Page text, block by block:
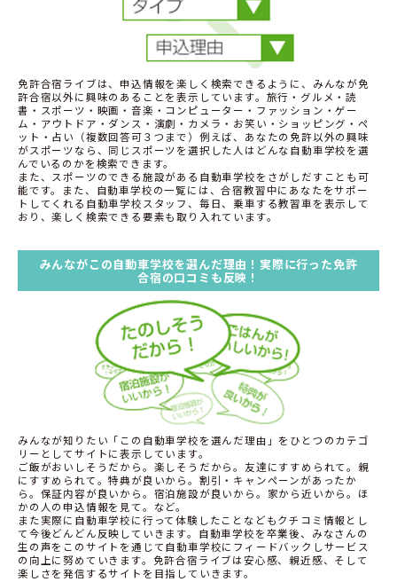
免許合宿ライブは、申込情報を楽しく検索できるように、みんなが免
許合宿以外に興味のあることを表示しています。旅行・グルメ・読
書・スポーツ・映画・音楽・コンピューター・ファッション・ゲー
ム・アウトドア・ダンス・演劇・カメラ・お笑い・ショッピング・ペ
ット・占い（複数回答可３つまで）例えば、あなたの免許以外の興味
がスポーツなら、同じスポーツを選択した人はどんな自動車学校を選
んでいるのかを検索できます。
また、スポーツのできる施設がある自動車学校をさがしだすことも可
能です。また、自動車学校の一覧には、合宿教習中にあなたをサポー
トしてくれる自動車学校スタッフ、毎日、乗車する教習車を表示して
おり、楽しく検索できる要素も取り入れています。
みんながこの自動車学校を選んだ理由！実際に行った免許
合宿の口コミも反映！
みんなが知りたい「この自動車学校を選んだ理由」をひとつのカテゴ
リーとしてサイトに表示しています。
ご飯がおいしそうだから。楽しそうだから。友達にすすめられて。親
にすすめられて。特典が良いから。割引・キャンペーンがあったか
ら。保証内容が良いから。宿泊施設が良いから。家から近いから。ほ
かの人の申込情報を見て。など。
また実際に自動車学校に行って体験したことなどもクチコミ情報とし
て今後どんどん反映していきます。自動車学校を卒業後、みなさんの
生の声をこのサイトを通じて自動車学校にフィードバックしサービス
の向上に努めていきます。免許合宿ライブは安心感、親近感、そして
楽しさを発信するサイトを目指していきます。